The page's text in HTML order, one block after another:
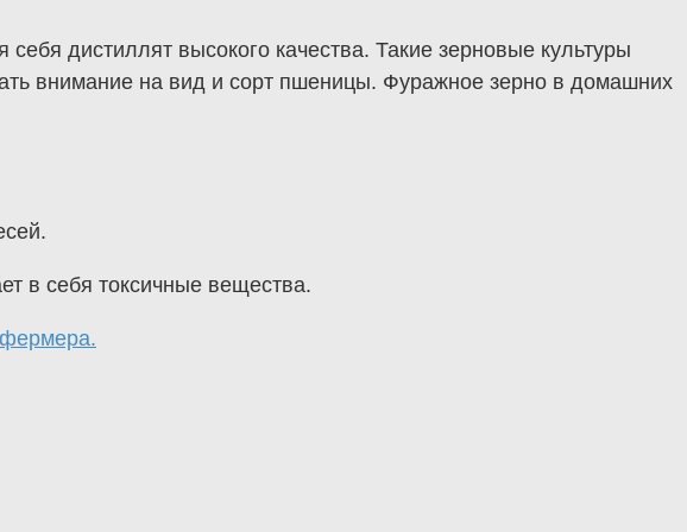
дистиллят высокого качества. Такие зерновые культуры
внимание на вид и сорт пшеницы. Фуражное зерно в домашних
в себя токсичные вещества.